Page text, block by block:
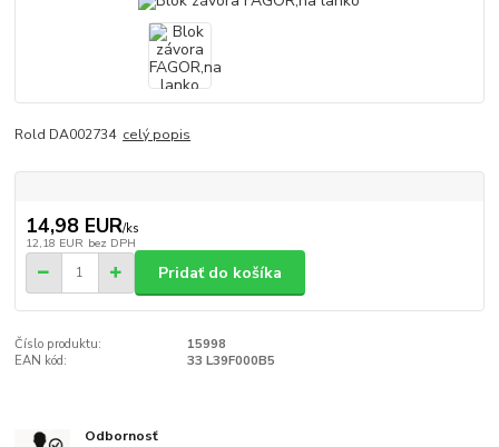
Rold DA002734 celý popis
14,98 EUR/ks
12,18 EUR bez DPH
Pridať do košíka
Číslo produktu:
15998
EAN kód:
33 L39F000B5
Odbornosť